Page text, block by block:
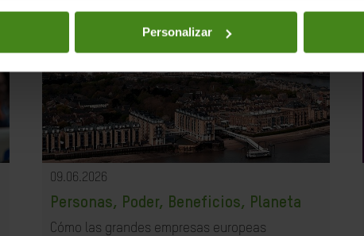
Personalizar
09.06.2026
Personas, Poder, Beneficios, Planeta
Cómo las grandes empresas europeas